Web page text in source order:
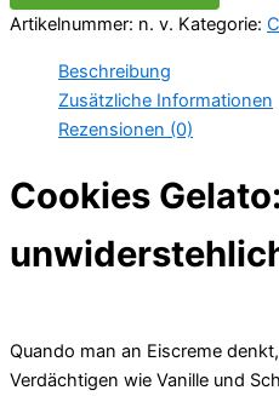
Artikelnummer: n. v. Kategorie:
Beschreibung
Zusätzliche Informationen
Rezensionen (0)
Cookies
Quando man an Eiscreme
Verdächtigen wie Vanille und